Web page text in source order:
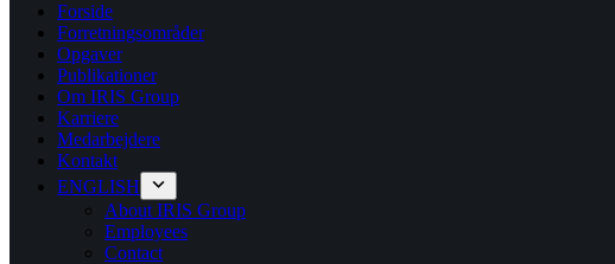
Forside
Forretningsområder
Opgaver
Publikationer
Om IRIS Group
Karriere
Medarbejdere
Kontakt
ENGLISH
About IRIS Group
Employees
Contact